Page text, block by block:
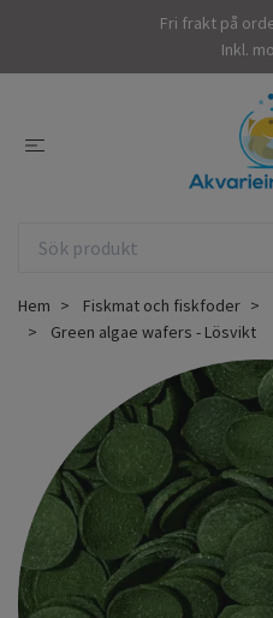
Fri frakt på
Inkl.
Hem Fiskmat och fiskfoder
Green algae wafers - Lösvikt